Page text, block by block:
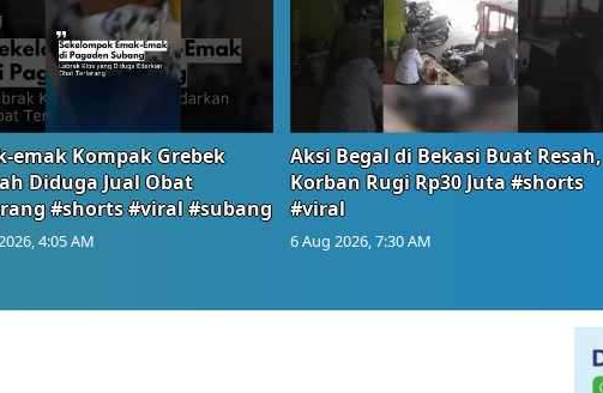
emak Kompak Grebek
Diduga Jual Obat
#shorts #viral #subang
4:05 AM
Aksi Begal di Bekasi Buat Resah,
Korban Rugi Rp30 Juta #shorts
#viral
6 Aug 2026, 7:30 AM